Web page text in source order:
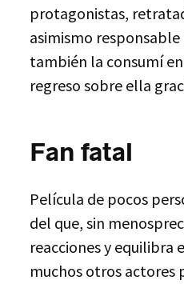
protagonistas,
asimismo responsable
también la consumí
regreso sobre ella
Fan fatal
Película de pocos
del que, sin
reacciones y equilibra
muchos otros actores